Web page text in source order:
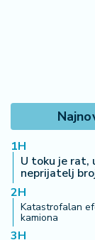
1H
U toku je rat,
neprijatelj
2H
Katastrofalan
kamiona
3H